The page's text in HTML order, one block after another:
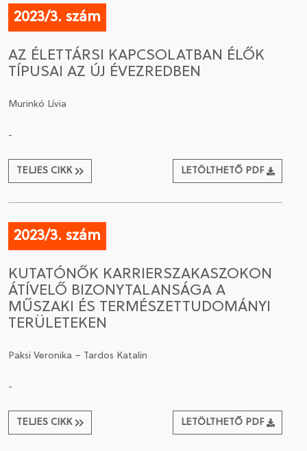
2023/3. szám
AZ ÉLETTÁRSI KAPCSOLATBAN ÉLŐK
TÍPUSAI AZ ÚJ ÉVEZREDBEN
Murinkó Lívia
-
TELJES CIKK LETÖLTHETŐ PDF
2023/3. szám
KUTATÓNŐK KARRIERSZAKASZOKON
ÁTÍVELŐ BIZONYTALANSÁGA A
MŰSZAKI ÉS TERMÉSZETTUDOMÁNYI
TERÜLETEKEN
Paksi Veronika – Tardos Katalin
-
TELJES CIKK LETÖLTHETŐ PDF